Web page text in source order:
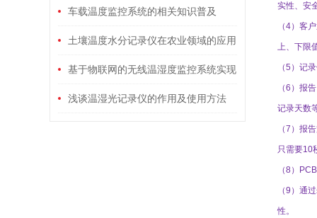
车载温度监控系统的相关知识普及
土壤温度水分记录仪在农业领域的应用
基于物联网的无线温湿度监控系统实现
精准农业环境监测
浅谈温湿光记录仪的作用及使用方法
实性、安
（4）客
上、 下限
（5 ）记
（6 ）报
记录天数
（7 ）报
只需要10
（8） PCB
（9 ）通过
性。